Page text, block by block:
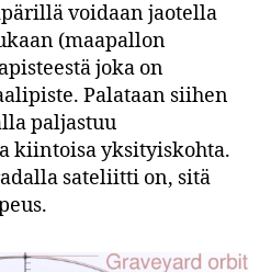
voidaan jaotella
(maapallon
joka on
Palataan siihen
paljastuu
kiintoisa yksityiskohta.
sateliitti on, sitä